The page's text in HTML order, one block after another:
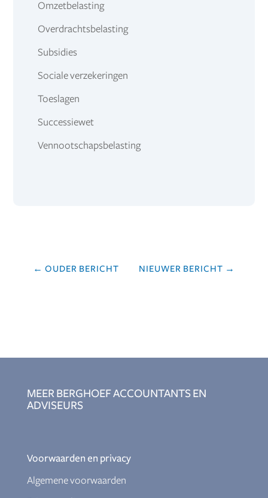
Omzetbelasting
Overdrachtsbelasting
Subsidies
Sociale verzekeringen
Toeslagen
Successiewet
Vennootschapsbelasting
← OUDER BERICHT NIEUWER BERICHT →
MEER BERGHOEF ACCOUNTANTS EN
ADVISEURS
Voorwaarden en privacy
Algemene voorwaarden